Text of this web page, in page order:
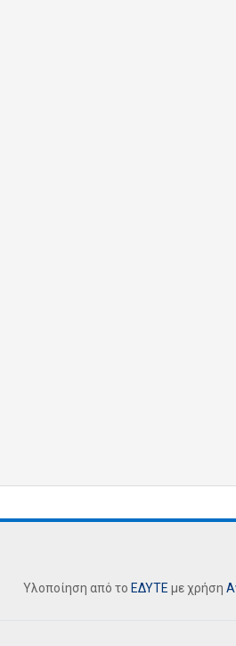
Υλοποίηση από το ΕΔΥΤΕ με χρήση